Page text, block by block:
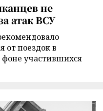
не
атак ВСУ
от поездок в
участившихся